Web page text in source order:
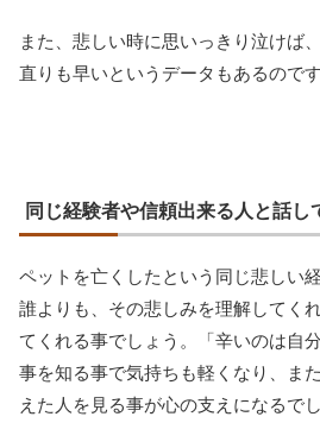
また、悲しい時に思いっきり泣けば
直りも早いというデータもあるのです
同じ経験者や信頼出来る人と話し
ペットを亡くしたという同じ悲しい
誰よりも、その悲しみを理解してく
てくれる事でしょう。「辛いのは自
事を知る事で気持ちも軽くなり、ま
えた人を見る事が心の支えになるでし